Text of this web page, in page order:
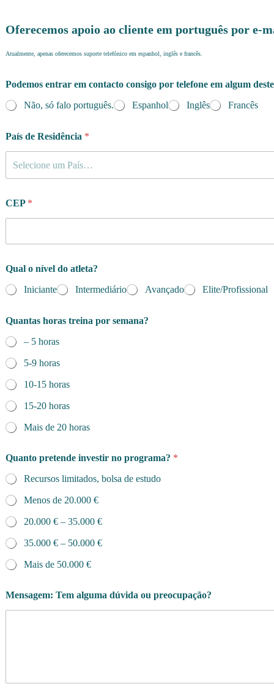
Oferecemos apoio ao cliente em português por e-
Atualmente, apenas oferecemos suporte telefónico em espanhol, inglês e francês.
Podemos entrar em contacto consigo por telefone em algum
Não, só falo português.
Espanhol Inglês Francês
País de Residência *
Selecione um País…
CEP *
Qual o nível do atleta?
Iniciante
Intermediário Avançado Elite/Profissional
Quantas horas treina por semana?
– 5 horas
5-9 horas
10-15 horas
15-20 horas
Mais de 20 horas
Quanto pretende investir no programa? *
Recursos limitados, bolsa de estudo
Menos de 20.000 €
20.000 € – 35.000 €
35.000 € – 50.000 €
Mais de 50.000 €
Mensagem: Tem alguma dúvida ou preocupação?